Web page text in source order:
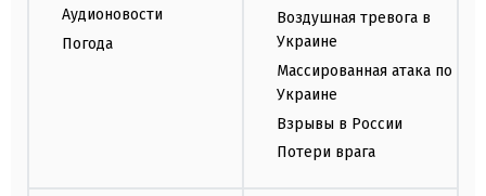
Аудионовости
Погода
Воздушная тревога в
Украине
Массированная атака по
Украине
Взрывы в России
Потери врага